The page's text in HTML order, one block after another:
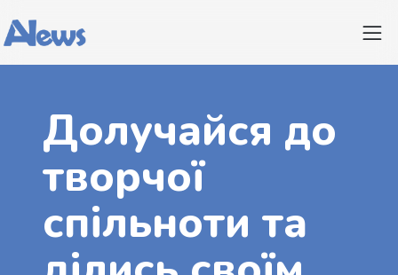
Долучайся до
творчої
спільноти та